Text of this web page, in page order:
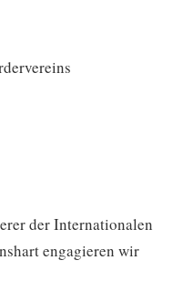
der Internationalen
engagieren wir